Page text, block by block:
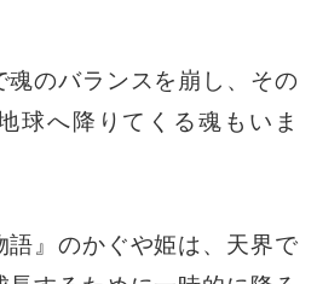
魂のバランスを崩し、その
球へ降りてくる魂もいま
語』のかぐや姫は、天界で